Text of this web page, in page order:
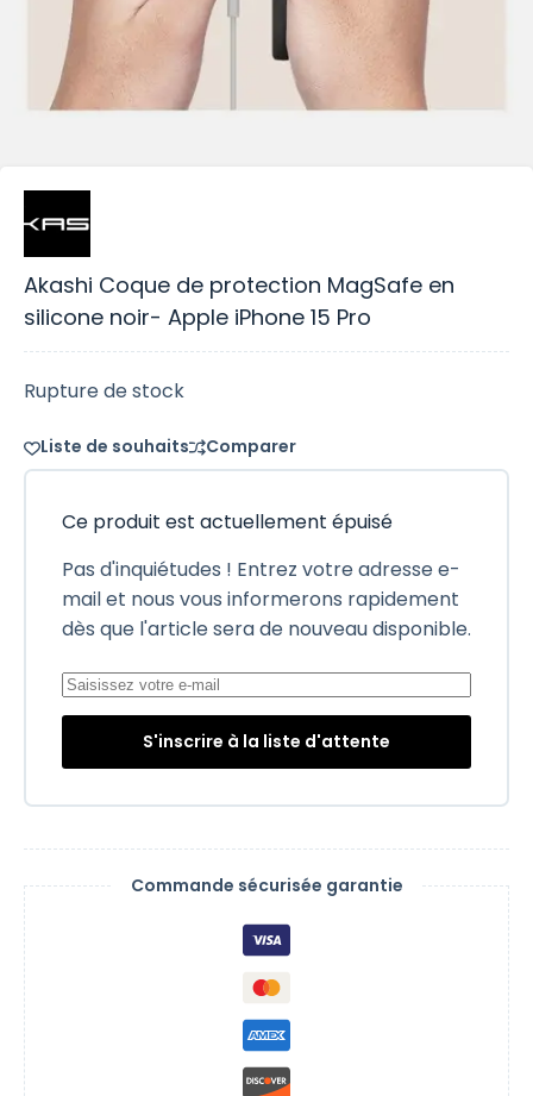
Akashi Coque de protection MagSafe en
silicone noir- Apple iPhone 15 Pro
Rupture de stock
Liste de souhaits Comparer
Ce produit est actuellement épuisé
Pas d'inquiétudes ! Entrez votre adresse e-
mail et nous vous informerons rapidement
dès que l'article sera de nouveau disponible.
S'inscrire à la liste d'attente
Commande sécurisée garantie